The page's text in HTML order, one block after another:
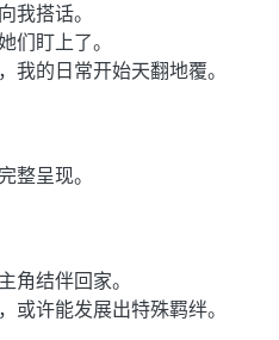
我搭话。
们盯上了。
我的日常开始天翻地覆。
整呈现。
角结伴回家。
或许能发展出特殊羁绊。